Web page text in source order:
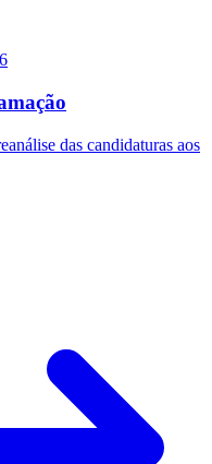
das candidaturas aos